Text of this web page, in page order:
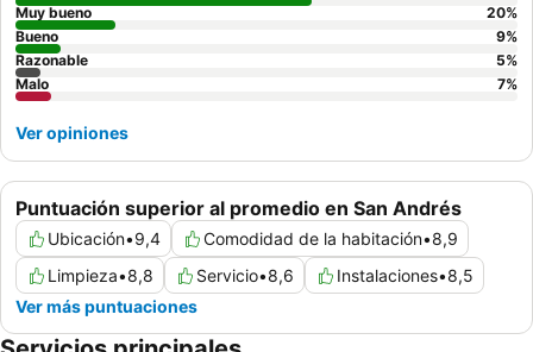
Puntuación superior al promedio en San Andrés
Ubicación•9,4 Comodidad de la habitación•8,9
Limpieza•8,8 Servicio•8,6 Instalaciones•8,5
Ver más puntuaciones
Muy bueno
20%
Bueno
9%
Razonable
5%
Malo
7%
Ver opiniones